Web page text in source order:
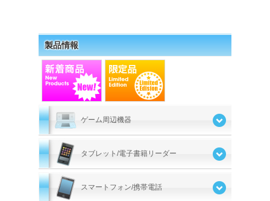
製品情報
ゲーム周辺機器
タブレット/電子書籍リーダー
スマートフォン/携帯電話